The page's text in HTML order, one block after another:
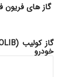
گاز های فریون
گاز کولیب (COOLIB)
خودرو